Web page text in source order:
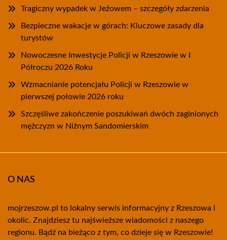
Tragiczny wypadek w Jeżowem – szczegóły zdarzenia
Bezpieczne wakacje w górach: Kluczowe zasady dla
turystów
Nowoczesne Inwestycje Policji w Rzeszowie w I
Półroczu 2026 Roku
Wzmacnianie potencjału Policji w Rzeszowie w
pierwszej połowie 2026 roku
Szczęśliwe zakończenie poszukiwań dwóch zaginionych
mężczyzn w Niżnym Sandomierskim
O NAS
mojrzeszow.pl to lokalny serwis informacyjny z Rzeszowa i
okolic. Znajdziesz tu najświeższe wiadomości z naszego
regionu. Bądź na bieżąco z tym, co dzieje się w Rzeszowie!